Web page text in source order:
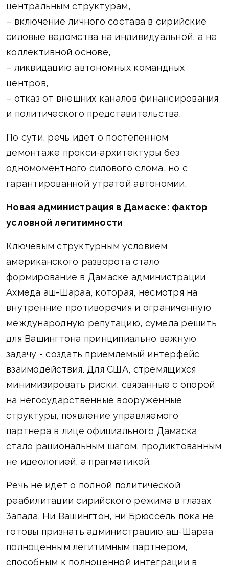
центральным структурам,
– включение личного состава в сирийские
силовые ведомства на индивидуальной, а не
коллективной основе,
– ликвидацию автономных командных
центров,
– отказ от внешних каналов финансирования
и политического представительства.
По сути, речь идет о постепенном
демонтаже прокси-архитектуры без
одномоментного силового слома, но с
гарантированной утратой автономии.
Новая администрация в Дамаске: фактор
условной легитимности
Ключевым структурным условием
американского разворота стало
формирование в Дамаске администрации
Ахмеда аш-Шараа, которая, несмотря на
внутренние противоречия и ограниченную
международную репутацию, сумела решить
для Вашингтона принципиально важную
задачу - создать приемлемый интерфейс
взаимодействия. Для США, стремящихся
минимизировать риски, связанные с опорой
на негосударственные вооруженные
структуры, появление управляемого
партнера в лице официального Дамаска
стало рациональным шагом, продиктованным
не идеологией, а прагматикой.
Речь не идет о полной политической
реабилитации сирийского режима в глазах
Запада. Ни Вашингтон, ни Брюссель пока не
готовы признать администрацию аш-Шараа
полноценным легитимным партнером,
способным к полноценной интеграции в